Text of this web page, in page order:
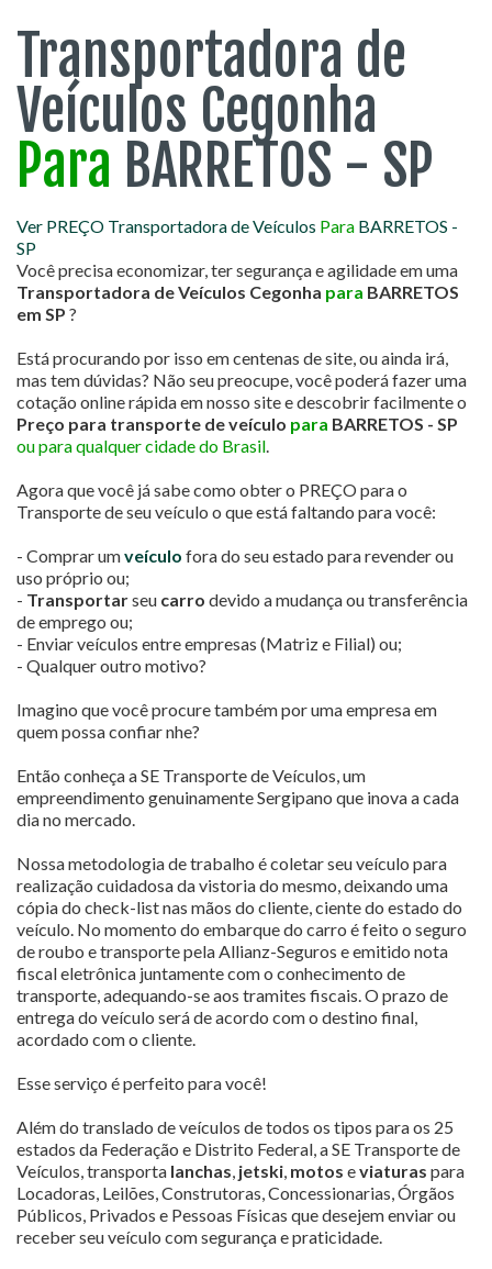
Transportadora de
Veículos Cegonha
Para BARRETOS - SP
Ver PREÇO Transportadora de Veículos Para BARRETOS -
SP
Você precisa economizar, ter segurança e agilidade em uma
Transportadora de Veículos Cegonha para BARRETOS
em SP ?
Está procurando por isso em centenas de site, ou ainda irá,
mas tem dúvidas? Não seu preocupe, você poderá fazer uma
cotação online rápida em nosso site e descobrir facilmente o
Preço para transporte de veículo para BARRETOS - SP
ou para qualquer cidade do Brasil.
Agora que você já sabe como obter o PREÇO para o
Transporte de seu veículo o que está faltando para você:
- Comprar umveículo fora do seu estado para revender ou
uso próprio ou;
- Transportarseu carro devido a mudança ou transferência
de emprego ou;
- Enviar veículos entre empresas (Matriz e Filial) ou;
- Qualquer outro motivo?
Imagino que você procure também por uma empresa em
quem possa confiar nhe?
Então conheça a SE Transporte de Veículos, um
empreendimento genuinamente Sergipano que inova a cada
dia no mercado.
Nossa metodologia de trabalho é coletar seu veículo para
realização cuidadosa da vistoria do mesmo, deixando uma
cópia do check-list nas mãos do cliente, ciente do estado do
veículo. No momento do embarque do carro é feito o seguro
de roubo e transporte pela Allianz-Seguros e emitido nota
fiscal eletrônica juntamente com o conhecimento de
transporte, adequando-se aos tramites fiscais. O prazo de
entrega do veículo será de acordo com o destino final,
acordado com o cliente.
Esse serviço é perfeito para você!
Além do translado de veículos de todos os tipos para os 25
estados da Federação e Distrito Federal, a SE Transporte de
Veículos, transporta lanchas, jetski, motos eviaturas para
Locadoras, Leilões, Construtoras, Concessionarias, Órgãos
Públicos, Privados e Pessoas Físicas que desejem enviar ou
receber seu veículo com segurança e praticidade.